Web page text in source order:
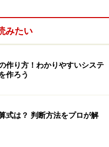
ができるメールは、ビジ
ミュニケーション手段で
手を不快にしてしまうよ
ミュニケーションミスが
ります。
みたい
作り方！わかりやすいシステ
作ろう
式は？ 判断方法をプロが解